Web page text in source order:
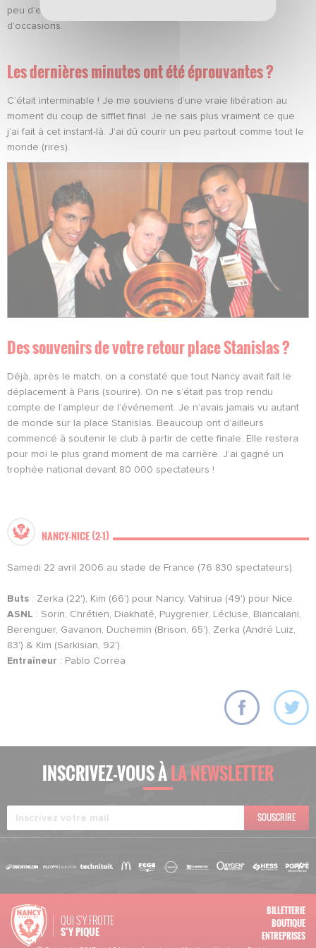
peu d’espaces. Nice ne s’est d’ailleurs pas créé beaucoup
d’occasions.
Les dernières minutes ont été éprouvantes ?
C’était interminable ! Je me souviens d’une vraie libération au
moment du coup de sifflet final. Je ne sais plus vraiment ce que
j’ai fait à cet instant-là. J’ai dû courir un peu partout comme tout le
monde (rires).
Des souvenirs de votre retour place Stanislas ?
Déjà, après le match, on a constaté que tout Nancy avait fait le
déplacement à Paris (sourire). On ne s’était pas trop rendu
compte de l’ampleur de l’événement. Je n’avais jamais vu autant
de monde sur la place Stanislas. Beaucoup ont d’ailleurs
commencé à soutenir le club à partir de cette finale. Elle restera
pour moi le plus grand moment de ma carrière. J’ai gagné un
trophée national devant 80 000 spectateurs !
NANCY-NICE (2-1)
Samedi 22 avril 2006 au stade de France (76 830 spectateurs).
Buts : Zerka (22'), Kim (66') pour Nancy. Vahirua (49') pour Nice.
ASNL : Sorin, Chrétien, Diakhaté, Puygrenier, Lécluse, Biancalani,
Berenguer, Gavanon, Duchemin (Brison, 65'), Zerka (André Luiz,
83') & Kim (Sarkisian, 92').
Entraîneur : Pablo Correa
INSCRIVEZ-VOUS ÀLA NEWSLETTER
SOUSCRIRE
QUI S'Y FROTTE
S’Y PIQUE
BILLETTERIE
BOUTIQUE
ENTREPRISES